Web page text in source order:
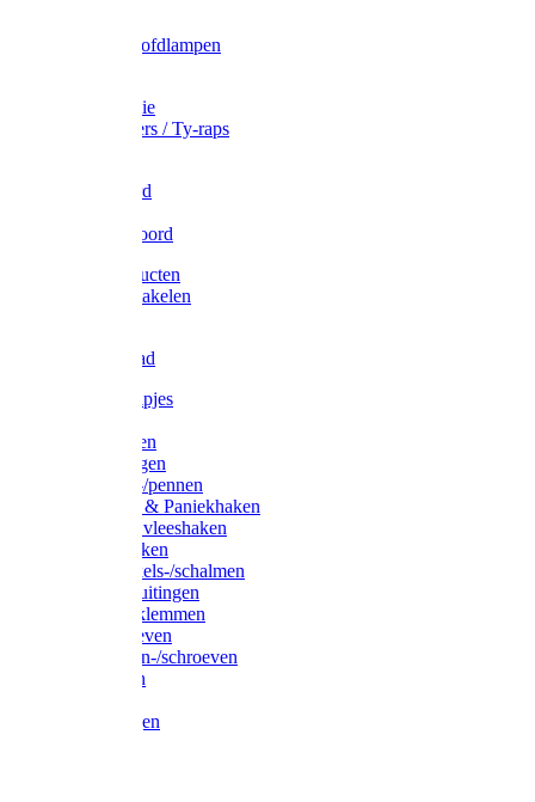
Zak- & Hoofdlampen
Tape en folie
Kabelbinders / Ty-raps
Metselkoord
Elastisch koord
Afdekproducten
Heffen en takelen
Waslijndraad
Simplexknipjes
Sleutelringen
Gelaste ringen
Borgveren-/pennen
Musketons & Paniekhaken
S-haken & vleeshaken
Karabijnhaken
Noodschakels-/schalmen
Harp-/D-sluitingen
Staaldraadklemmen
Spanschroeven
Ringmoeren-/schroeven
Puntkousen
Aanlegringen